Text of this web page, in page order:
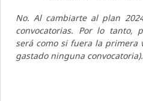
No. Al cambiarte al plan
convocatorias. Por lo tanto,
será como si fuera la primera
gastado ninguna convocatoria).